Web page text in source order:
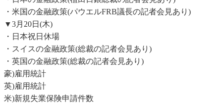
・米国の金融政策(パウエルFRB議長の記者会見あり)
▼3月20日(木)
・日本祝日休場
・スイスの金融政策(総裁の記者会見あり)
・英国の金融政策(総裁の記者会見あり)
豪)雇用統計
英)雇用統計
米)新規失業保険申請件数